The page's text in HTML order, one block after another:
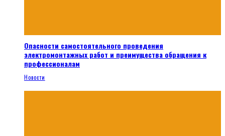
Опасности самостоятельного проведения
электромонтажных работ и преимущества обращения к
профессионалам
Новости